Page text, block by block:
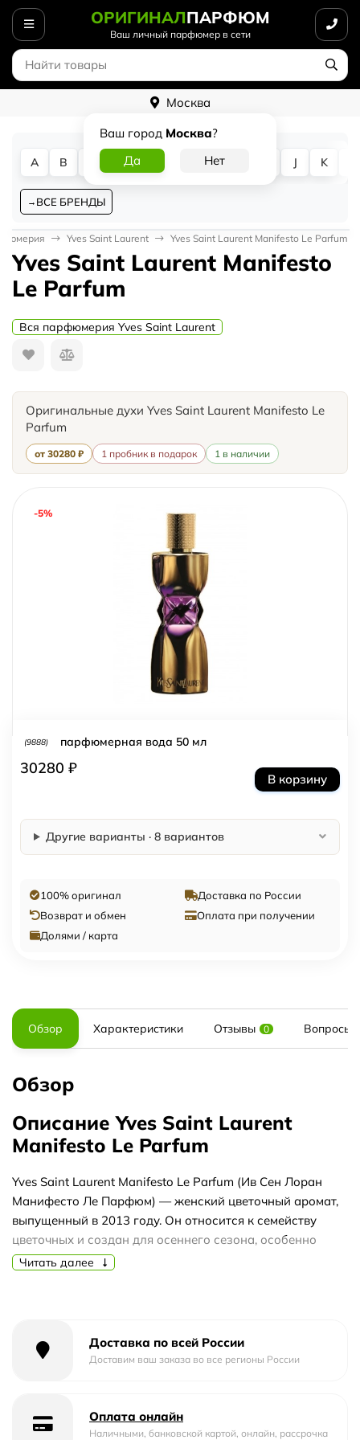
ОРИГИНАЛПАРФЮМ
Ваш личный парфюмер в сети
Москва
Ваш город Москва?
A B D G J K
ВСЕ БРЕНДЫ
Yves Saint Laurent Yves Saint Laurent Manifesto Le Parfum
Yves Saint Laurent Manifesto
Le Parfum
Вся парфюмерия Yves Saint Laurent
Оригинальные духи Yves Saint Laurent Manifesto Le
Parfum
от 30280 ₽ 1 пробник в подарок 1 в наличии
-5%
(9888) парфюмерная вода 50 мл
30280 ₽
В корзину
Другие варианты · 8 вариантов
100% оригинал
Доставка по России
Возврат и обмен
Оплата при получении
Долями / карта
Обзор Характеристики Отзывы 0 Вопросы
Обзор
Описание Yves Saint Laurent
Manifesto Le Parfum
Yves Saint Laurent Manifesto Le Parfum (Ив Сен Лоран
Манифесто Ле Парфюм) — женский цветочный аромат,
выпущенный в 2013 году. Он относится к семейству
цветочных и создан для осеннего сезона, особенно
уместен в вечернее время. Аромат отличается
начало. В сердце раскрываются жасмин и ирис,
создавая цветочный, слегка пудровый аккорд. База из
Этот аромат подойдет для прохладной погоды и
Читать далее
Доставка по всей России
Доставим ваш заказа во все регионы России
Оплата онлайн
Наличными, банковской картой, онлайн, рассрочка